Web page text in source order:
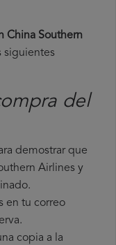
China Southern
siguientes
del
demostrar que
Airlines y
en tu correo
copia a la